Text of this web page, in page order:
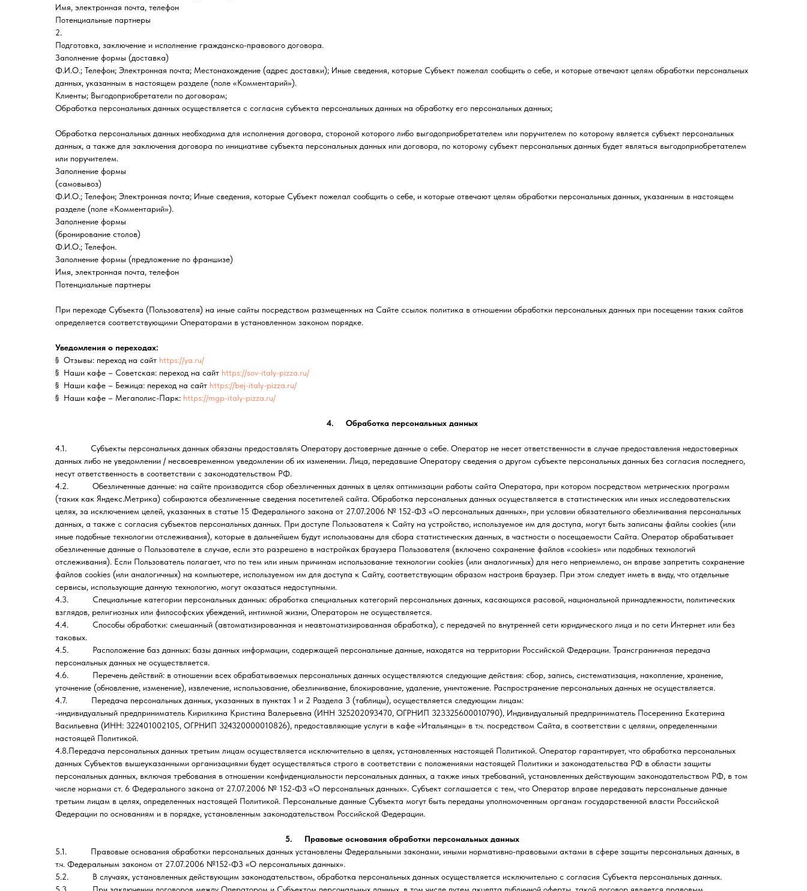
Имя, электронная почта, телефон
Потенциальные партнеры
2.
Подготовка, заключение и исполнение гражданско-правового договора.
Заполнение формы (доставка)
Ф.И.О.; Телефон; Электронная почта; Местонахождение (адрес доставки); Иные сведения, которые Субъект пожелал сообщить о себе, и которые отвечают целям обработки персональных
данных, указанным в настоящем разделе (поле «Комментарий»).
Клиенты; Выгодоприобретатели по договорам;
Обработка персональных данных осуществляется с согласия субъекта персональных данных на обработку его персональных данных;
Обработка персональных данных необходима для исполнения договора, стороной которого либо выгодоприобретателем или поручителем по которому является субъект персональных
данных, а также для заключения договора по инициативе субъекта персональных данных или договора, по которому субъект персональных данных будет являться выгодоприобретателем
или поручителем.
Заполнение формы
(самовывоз)
Ф.И.О.; Телефон; Электронная почта; Иные сведения, которые Субъект пожелал сообщить о себе, и которые отвечают целям обработки персональных данных, указанным в настоящем
разделе (поле «Комментарий»).
Заполнение формы
(бронирование столов)
Ф.И.О.; Телефон.
Заполнение формы (предложение по франшизе)
Имя, электронная почта, телефон
Потенциальные партнеры
При переходе Субъекта (Пользователя) на иные сайты посредством размещенных на Сайте ссылок политика в отношении обработки персональных данных при посещении таких сайтов
определяется соответствующими Операторами в установленном законом порядке.
Уведомления о переходах:
§ Отзывы: переход на сайт https://ya.ru/
§ Наши кафе – Советская: переход на сайт https://sov-italy-pizza.ru/
§ Наши кафе – Бежица: переход на сайт https://bej-italy-pizza.ru/
§ Наши кафе – Мегаполис-Парк: https://mgp-italy-pizza.ru/
4. Обработка персональных данных
4.1. Субъекты персональных данных обязаны предоставлять Оператору достоверные данные о себе. Оператор не несет ответственности в случае предоставления недостоверных
данных либо не уведомлении / несвоевременном уведомлении об их изменении. Лица, передавшие Оператору сведения о другом субъекте персональных данных без согласия последнего,
несут ответственность в соответствии с законодательством РФ.
4.2. Обезличенные данные: на сайте производится сбор обезличенных данных в целях оптимизации работы сайта Оператора, при котором посредством метрических программ
(таких как Яндекс.Метрика) собираются обезличенные сведения посетителей сайта. Обработка персональных данных осуществляется в статистических или иных исследовательских
целях, за исключением целей, указанных в статье 15 Федерального закона от 27.07.2006 № 152-ФЗ «О персональных данных», при условии обязательного обезличивания персональных
данных, а также с согласия субъектов персональных данных. При доступе Пользователя к Сайту на устройство, используемое им для доступа, могут быть записаны файлы cookies (или
иные подобные технологии отслеживания), которые в дальнейшем будут использованы для сбора статистических данных, в частности о посещаемости Сайта. Оператор обрабатывает
обезличенные данные о Пользователе в случае, если это разрешено в настройках браузера Пользователя (включено сохранение файлов «cookies» или подобных технологий
отслеживания). Если Пользователь полагает, что по тем или иным причинам использование технологии cookies (или аналогичных) для него неприемлемо, он вправе запретить сохранение
файлов cookies (или аналогичных) на компьютере, используемом им для доступа к Сайту, соответствующим образом настроив браузер. При этом следует иметь в виду, что отдельные
сервисы, использующие данную технологию, могут оказаться недоступными.
4.3. Специальные категории персональных данных: обработка специальных категорий персональных данных, касающихся расовой, национальной принадлежности, политических
взглядов, религиозных или философских убеждений, интимной жизни, Оператором не осуществляется.
4.4. Способы обработки: смешанный (автоматизированная и неавтоматизированная обработка), с передачей по внутренней сети юридического лица и по сети Интернет или без
таковых.
4.5. Расположение баз данных: базы данных информации, содержащей персональные данные, находятся на территории Российской Федерации. Трансграничная передача
персональных данных не осуществляется.
4.6. Перечень действий: в отношении всех обрабатываемых персональных данных осуществляются следующие действия: сбор, запись, систематизация, накопление, хранение,
уточнение (обновление, изменение), извлечение, использование, обезличивание, блокирование, удаление, уничтожение. Распространение персональных данных не осуществляется.
4.7. Передача персональных данных, указанных в пунктах 1 и 2 Раздела 3 (таблицы), осуществляется следующим лицам:
-индивидуальный предприниматель Кирилкина Кристина Валерьевна (ИНН 325202093470, ОГРНИП 323325600010790), Индивидуальный предприниматель Посеренина Екатерина
Васильевна (ИНН: 322401002105, ОГРНИП 324320000010826), предоставляющие услуги в кафе «Итальянцы» в т.ч. посредством Сайта, в соответствии с целями, определенными
настоящей Политикой.
4.8.Передача персональных данных третьим лицам осуществляется исключительно в целях, установленных настоящей Политикой. Оператор гарантирует, что обработка персональных
данных Субъектов вышеуказанными организациями будет осуществляться строго в соответствии с положениями настоящей Политики и законодательства РФ в области защиты
персональных данных, включая требования в отношении конфиденциальности персональных данных, а также иных требований, установленных действующим законодательством РФ, в том
числе нормами ст. 6 Федерального закона от 27.07.2006 № 152-ФЗ «О персональных данных». Субъект соглашается с тем, что Оператор вправе передавать персональные данные
третьим лицам в целях, определенных настоящей Политикой. Персональные данные Субъекта могут быть переданы уполномоченным органам государственной власти Российской
Федерации по основаниям и в порядке, установленным законодательством Российской Федерации.
5. Правовые основания обработки персональных данных
5.1. Правовые основания обработки персональных данных установлены Федеральными законами, иными нормативно-правовыми актами в сфере защиты персональных данных, в
т.ч. Федеральным законом от 27.07.2006 №152-ФЗ «О персональных данных».
5.2. В случаях, установленных действующим законодательством, обработка персональных данных осуществляется исключительно с согласия Субъекта персональных данных.